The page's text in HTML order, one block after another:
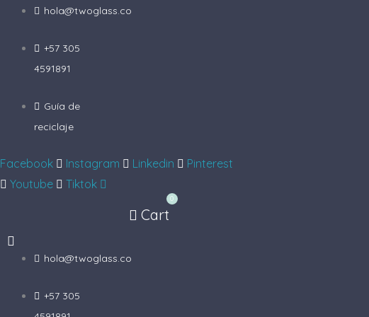
contenido
hola@twoglass.co
+57 305
4591891
Guía de
reciclaje
Facebook Instagram Linkedin
Pinterest
Youtube
Tiktok
0
Cart
hola@twoglass.co
+57 305